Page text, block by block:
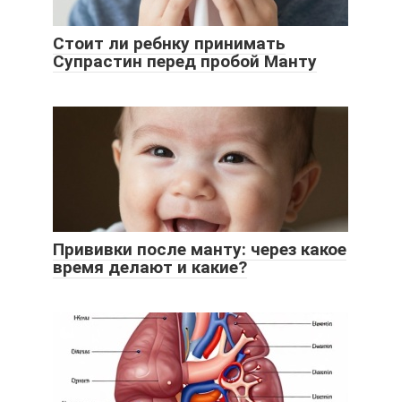
Стоит ли ребнку принимать
Супрастин перед пробой Манту
Прививки после манту: через какое
время делают и какие?